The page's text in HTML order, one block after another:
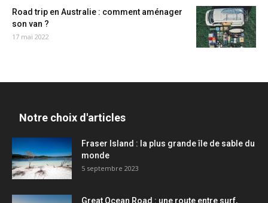
Road trip en Australie : comment aménager
son van ?
17 mai 2022
Notre choix d'articles
Fraser Island : la plus grande île de sable du
monde
5 septembre 2023
Great Ocean Road : une route entre surf,